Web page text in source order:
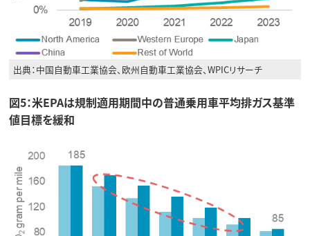
出典：中国自動車工業協会、欧州自動車工業協会、WPICリサーチ
図5：米EPAは規制適用期間中の普通乗用車平均排ガス基準
値目標を緩和